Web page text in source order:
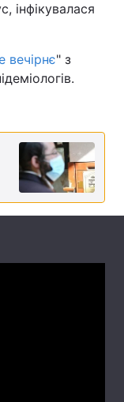
інфікувалася
вечірнє" з